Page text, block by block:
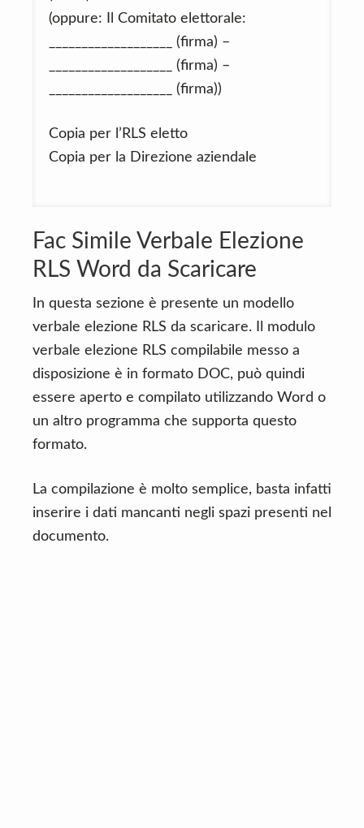
(oppure: Il Comitato elettorale:
___________________ (firma) –
___________________ (firma) –
___________________ (firma))
Copia per l’RLS eletto
Copia per la Direzione aziendale
Fac Simile Verbale Elezione
RLS Word da Scaricare
In questa sezione è presente un modello
verbale elezione RLS da scaricare. Il modulo
verbale elezione RLS compilabile messo a
disposizione è in formato DOC, può quindi
essere aperto e compilato utilizzando Word o
un altro programma che supporta questo
formato.
La compilazione è molto semplice, basta infatti
inserire i dati mancanti negli spazi presenti nel
documento.